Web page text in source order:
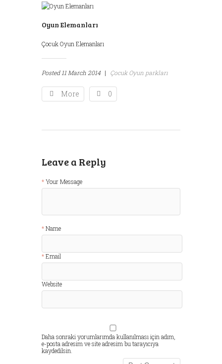
Oyun Elemanları
Çocuk Oyun Elemanları
Posted11 March 2014 | Çocuk Oyun parkları
More 0
Leave a Reply
Your Message
Name
Email
Website
Daha sonraki yorumlarımda kullanılması için adım,
e-posta adresim ve site adresim bu tarayıcıya
kaydedilsin.